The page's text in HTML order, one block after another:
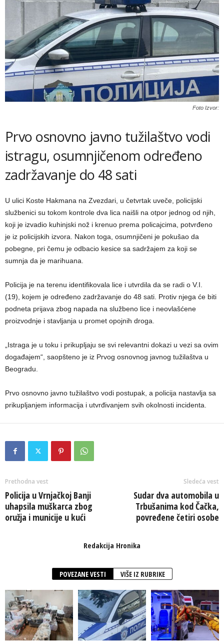
Foto Izvor:
Prvo osnovno javno tužilaštvo vodi
istragu, osumnjičenom određeno
zadržavanje do 48 sati
U ulici Koste Hakmana na Zvezdari, u četvrtak uveče, policijski
službenici su tokom kontrole dva lica naišli na otpor jednog od njih,
koji je izvadio kuhinjski nož i krenuo prema policajcima, potvrđeno
je iz policijskih izvora. Nakon toga, osumnjičeni je pokušao da
pobegne, pri čemu je odbacio kesice sa sadržajem za koji se
sumnja da je marihuana.
Policija je na terenu identifikovala lice i utvrdila da se radi o V.I.
(19), kojem je određeno zadržavanje do 48 sati. Protiv njega će biti
podneta prijava zbog napada na službeno lice i neovlašćene
proizvodnje i stavljanja u promet opojnih droga.
„Istraga je u toku i prikupljaju se svi relevantni dokazi u vezi sa ovim
događajem“, saopšteno je iz Prvog osnovnog javnog tužilaštva u
Beogradu.
Prvo osnovno javno tužilaštvo vodi postupak, a policija nastavlja sa
prikupljanjem informacija i utvrđivanjem svih okolnosti incidenta.
Prethodna vest
Policija u Vrnjačkoj Banji
uhapsila muškarca zbog
oružja i municije u kući
Sledeća vest
Sudar dva automobila u
Trbušanima kod Čačka,
povređene četiri osobe
Redakcija Hronika
POVEZANE VESTI VIŠE IZ RUBRIKE